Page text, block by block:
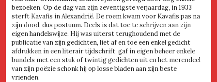
bezoeken. Op de dag van zijn zeventigste verjaardag, in 1933
sterft Kavafis in Alexandrië. De roem kwam voor Kavafis pas na
zijn dood, dus postuum. Deels is dat toe te schrijven aan zijn
eigen handelswijze. Hij was uiterst terughoudend met de
publicatie van zijn gedichten, liet af en toe een enkel gedicht
afdrukken in een literair tijdschrift, gaf in eigen beheer enkele
bundels met een stuk of twintig gedichten uit en het merendeel
van zijn poëzie schonk hij op losse bladen aan zijn beste
vrienden.